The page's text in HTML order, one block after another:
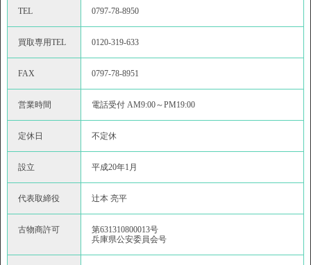
TEL 0797-78-8950
買取専用TEL 0120-319-633
FAX 0797-78-8951
営業時間 電話受付 AM9:00～PM19:00
定休日 不定休
設立 平成20年1月
代表取締役 辻本 亮平
古物商許可
第631310800013号
兵庫県公安委員会号